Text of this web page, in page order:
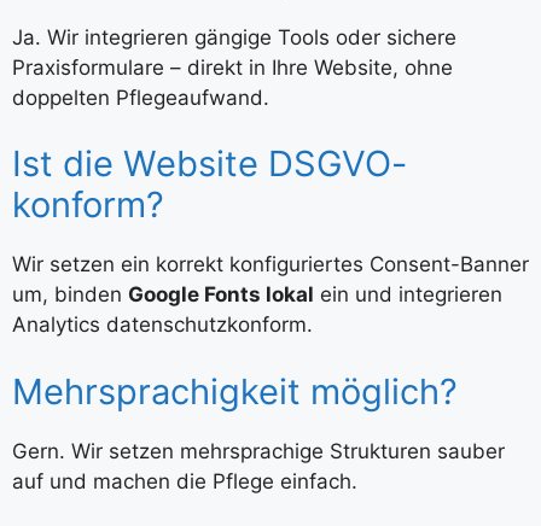
Ja. Wir integrieren gängige Tools oder sichere
Praxisformulare – direkt in Ihre Website, ohne
doppelten Pflegeaufwand.
Ist die Website DSGVO-
konform?
Wir setzen ein korrekt konfiguriertes Consent-Banner
um, binden Google Fonts lokal ein und integrieren
Analytics datenschutzkonform.
Mehrsprachigkeit möglich?
Gern. Wir setzen mehrsprachige Strukturen sauber
auf und machen die Pflege einfach.